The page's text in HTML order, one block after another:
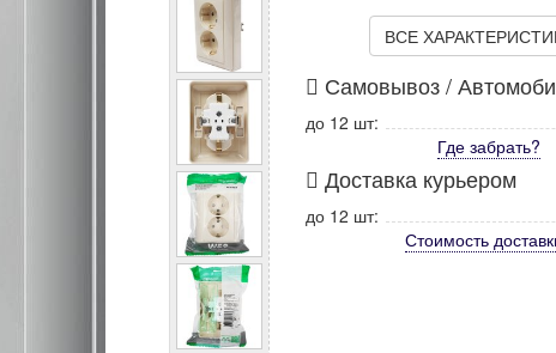
ВСЕ
Самовывоз /
до 12 шт:
Где забрать?
Доставка курьером
до 12 шт:
Стоимость